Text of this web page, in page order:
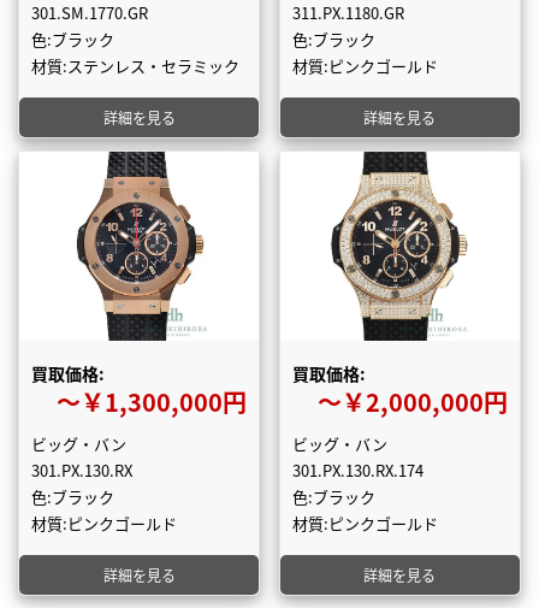
301.SM.1770.GR
色:ブラック
材質:ステンレス・セラミック
詳細を見る
311.PX.1180.GR
色:ブラック
材質:ピンクゴールド
詳細を見る
買取価格:
〜￥1,300,000円
ビッグ・バン
301.PX.130.RX
色:ブラック
材質:ピンクゴールド
詳細を見る
買取価格:
〜￥2,000,000円
ビッグ・バン
301.PX.130.RX.174
色:ブラック
材質:ピンクゴールド
詳細を見る